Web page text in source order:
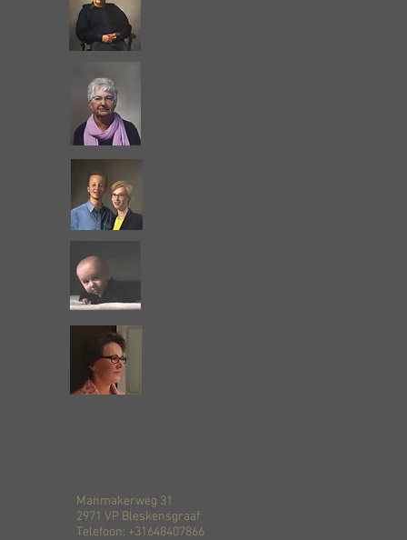
Manmakerweg 31
2971 VP Bleskensgraaf
Telefoon: +31648407866